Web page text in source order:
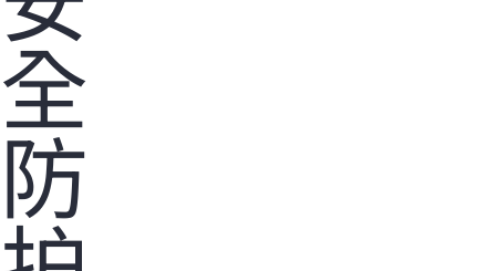
全
防